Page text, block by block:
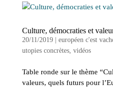
Culture, démocraties et
20/11/2019| européen c'est
utopies concrètes, vidéos
Table ronde sur le thème
valeurs, quels futurs pour